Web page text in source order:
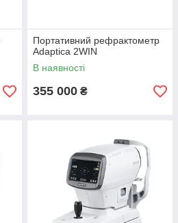
Портативний рефрактометр
Adaptica 2WIN
В наявності
355 000 ₴